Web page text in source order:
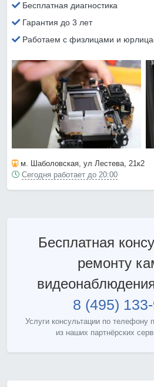
Бесплатная диагностика
Гарантия до 3 лет
Работаем с физлицами и
м. Шаболовская, ул Лестева, 21к2
Сегодня работает до 20:00
Бесплатная
ремонту
8 (495)
Услуги консультации по телефону
из наших партнёрских